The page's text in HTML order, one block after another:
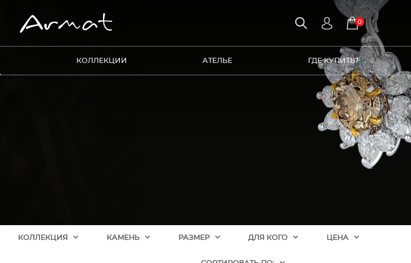
0
КОЛЛЕКЦИИ АТЕЛЬЕ ГДЕ КУПИТЬ?
КОЛЛЕКЦИЯ КАМЕНЬ РАЗМЕР ДЛЯ КОГО ЦЕНА